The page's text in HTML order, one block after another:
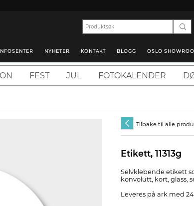
NYHETER KONTAKT BLOGG OSLO
FEST JUL FOTOKALENDER
Tilbake til alle
Etikett, 11313g
Selvklebende etikett
konvolutt, kort, glass,
Leveres på ark med